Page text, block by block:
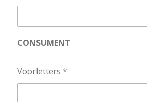
CONSUMENT
Voorletters *